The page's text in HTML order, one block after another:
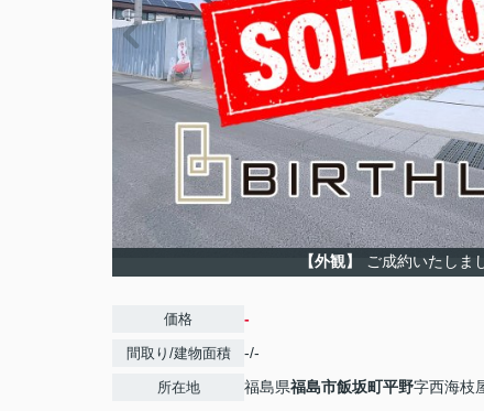
【外観】 ご成約いたしま
価格 -
間取り/建物面積 -/-
所在地 福島県福島市飯坂町平野字西海枝